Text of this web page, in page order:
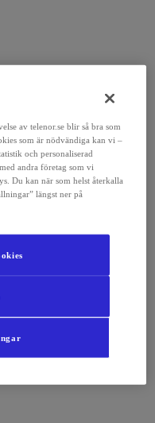
av telenor.se blir så bra som
som är nödvändiga kan vi –
och personaliserad
andra företag som vi
Du kan när som helst återkalla
längst ner på